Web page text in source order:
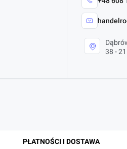
38 -
PŁATNOŚCI I DOSTAWA